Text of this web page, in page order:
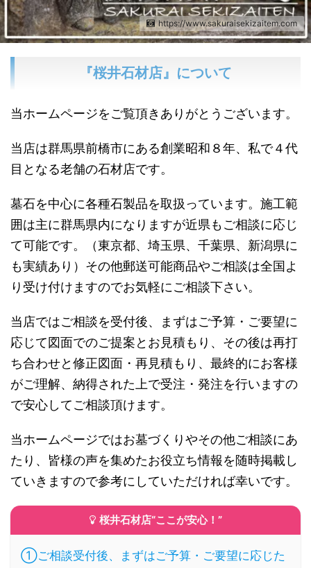
https://www.sakuraisekizaitem.com
『桜井石材店』について
当ホームページをご覧頂きありがとうございます。
当店は群馬県前橋市にある創業昭和８年、私で４代
目となる老舗の石材店です。
墓石を中心に各種石製品を取扱っています。施工範
囲は主に群馬県内になりますが近県もご相談に応じ
て可能です。（東京都、埼玉県、千葉県、新潟県に
も実績あり）その他郵送可能商品やご相談は全国よ
り受け付けますのでお気軽にご相談下さい。
当店ではご相談を受付後、まずはご予算・ご要望に
応じて図面でのご提案とお見積もり 、その後は再打
ち合わせと修正図面・再見積もり、 最終的にお客様
がご理解、納得された上で受注・発注を行いますの
で安心してご相談頂けます。
当ホームページではお墓づくりやその他ご相談にあ
たり、皆様の声を集めたお役立ち情報を随時掲載し
ていきますので参考にしていただければ幸いです。
桜井石材店“ここが安心！”
①ご相談受付後、まずはご予算・ご要望に応じた